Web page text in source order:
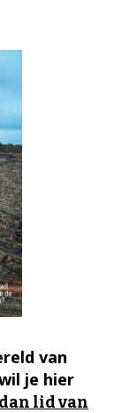
van
je hier
lid van